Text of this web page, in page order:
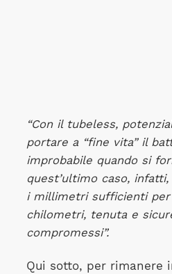
“Con il tubeless,
portare a “fine vita” il
improbabile quando si
quest’ultimo caso,
i millimetri sufficienti
chilometri, tenuta e
compromessi”.
Qui sotto, per rimanere